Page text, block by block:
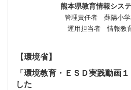
熊本県教育情報シス
管理責任者 蘇陽小
運用担当者 情報教
【環境省】
「環境教育・ＥＳＤ実践動画
した